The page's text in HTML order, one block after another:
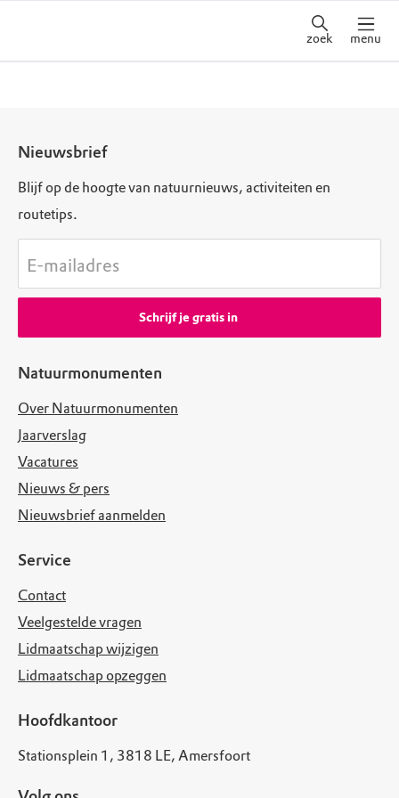
zoek menu
Natuurmonumenten
Over Natuurmonumenten
Jaarverslag
Vacatures
Nieuws & pers
Nieuwsbrief aanmelden
Service
Contact
Veelgestelde vragen
Lidmaatschap wijzigen
Lidmaatschap opzeggen
Hoofdkantoor
Stationsplein 1, 3818 LE, Amersfoort
Nieuwsbrief
Blijf op de hoogte van natuurnieuws, activiteiten en
routetips.
E-mailadres
Schrijf je gratis in